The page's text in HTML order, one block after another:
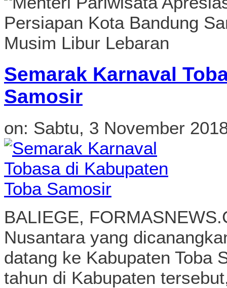
Semarak Karnaval
Samosir
on: Sabtu, 3 November
BALIEGE,
Nusantara yang
datang ke Kabupaten Toba
tahun di Kabupaten